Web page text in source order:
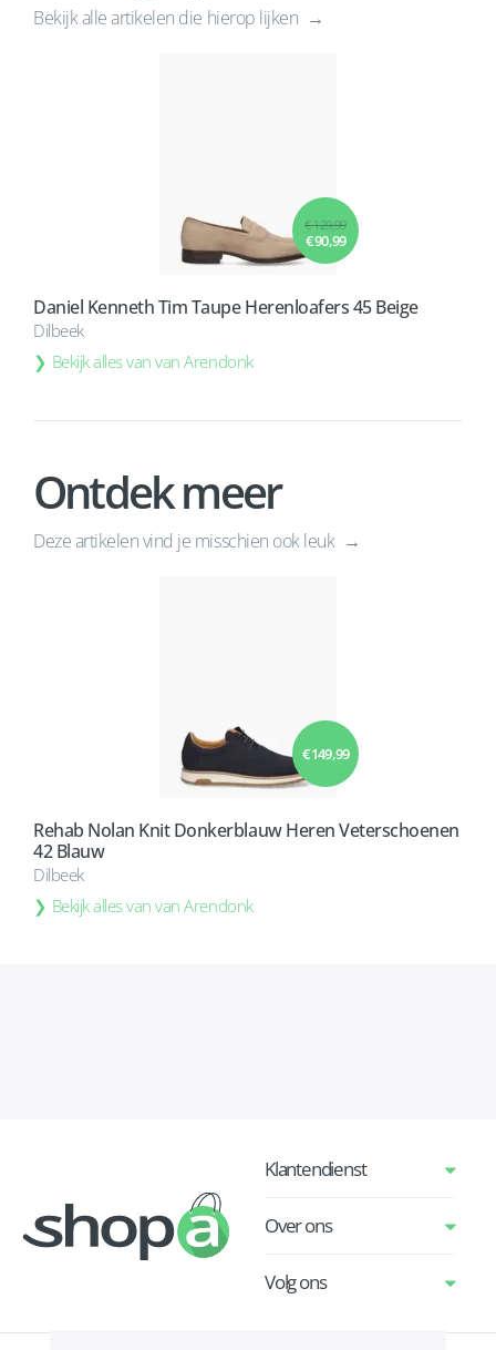
Bekijk alle artikelen die hierop lijken
€ 129,99
€ 90,99
Daniel Kenneth Tim Taupe Herenloafers 45 Beige
Dilbeek
Bekijk alles van van Arendonk
€ 149,99
Rehab Nolan Knit Donkerblauw Heren Veterschoenen
42 Blauw
Dilbeek
Bekijk alles van van Arendonk
Ontdek meer
Deze artikelen vind je misschien ook leuk
Klantendienst
Over ons
Volg ons